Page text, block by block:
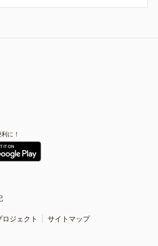
に！
ジェクト サイトマップ